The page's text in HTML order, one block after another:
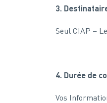
3.
Seul CIAP –
4. Durée de
Vos